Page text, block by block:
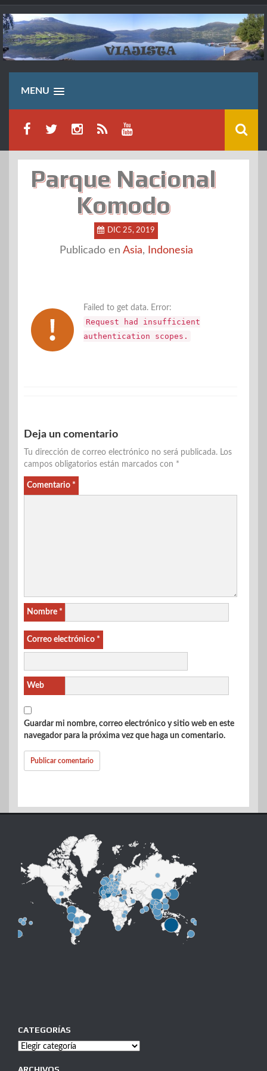
Saltar
al
contenido
MENU
Parque Nacional
Komodo
DIC 25, 2019
Publicado en Asia, Indonesia
Failed to get data. Error:
Request had insufficient
authentication scopes.
Deja un comentario
Tu dirección de correo electrónico no será publicada. Los
campos obligatorios están marcados con *
Comentario *
Nombre *
Correo electrónico *
Web
Guardar mi nombre, correo electrónico y sitio web en este
navegador para la próxima vez que haga un comentario.
CATEGORÍAS
Categorías